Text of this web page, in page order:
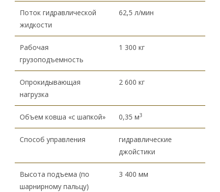
Поток гидравлической
жидкости
62,5 л/мин
Рабочая
грузоподъемность
1 300 кг
Опрокидывающая
нагрузка
2 600 кг
Объем ковша «с шапкой» 0,35 м3
Способ управления
гидравлические
джойстики
Высота подъема (по
шарнирному пальцу)
3 400 мм